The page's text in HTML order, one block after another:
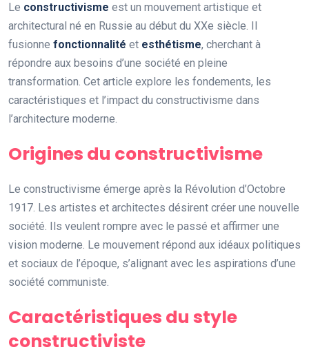
Le constructivisme est un mouvement artistique et
architectural né en Russie au début du XXe siècle. Il
fusionne fonctionnalité et esthétisme, cherchant à
répondre aux besoins d’une société en pleine
transformation. Cet article explore les fondements, les
caractéristiques et l’impact du constructivisme dans
l’architecture moderne.
Origines du constructivisme
Le constructivisme émerge après la Révolution d’Octobre
1917. Les artistes et architectes désirent créer une nouvelle
société. Ils veulent rompre avec le passé et affirmer une
vision moderne. Le mouvement répond aux idéaux politiques
et sociaux de l’époque, s’alignant avec les aspirations d’une
société communiste.
Caractéristiques du style
constructiviste